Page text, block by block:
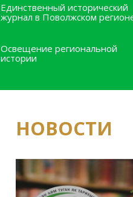
Единственный исторический
журнал в Поволжском
Освещение региональной
истории
НОВОСТИ
Юным